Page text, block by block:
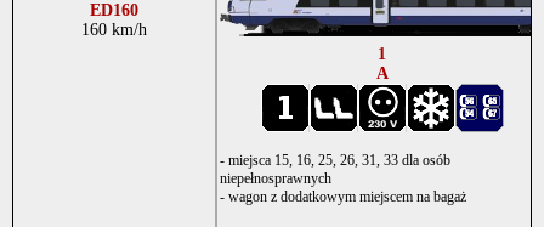
ED160
160 km/h
1
A
- miejsca 15, 16, 25, 26, 31, 33 dla osób
niepełnosprawnych
- wagon z dodatkowym miejscem na bagaż